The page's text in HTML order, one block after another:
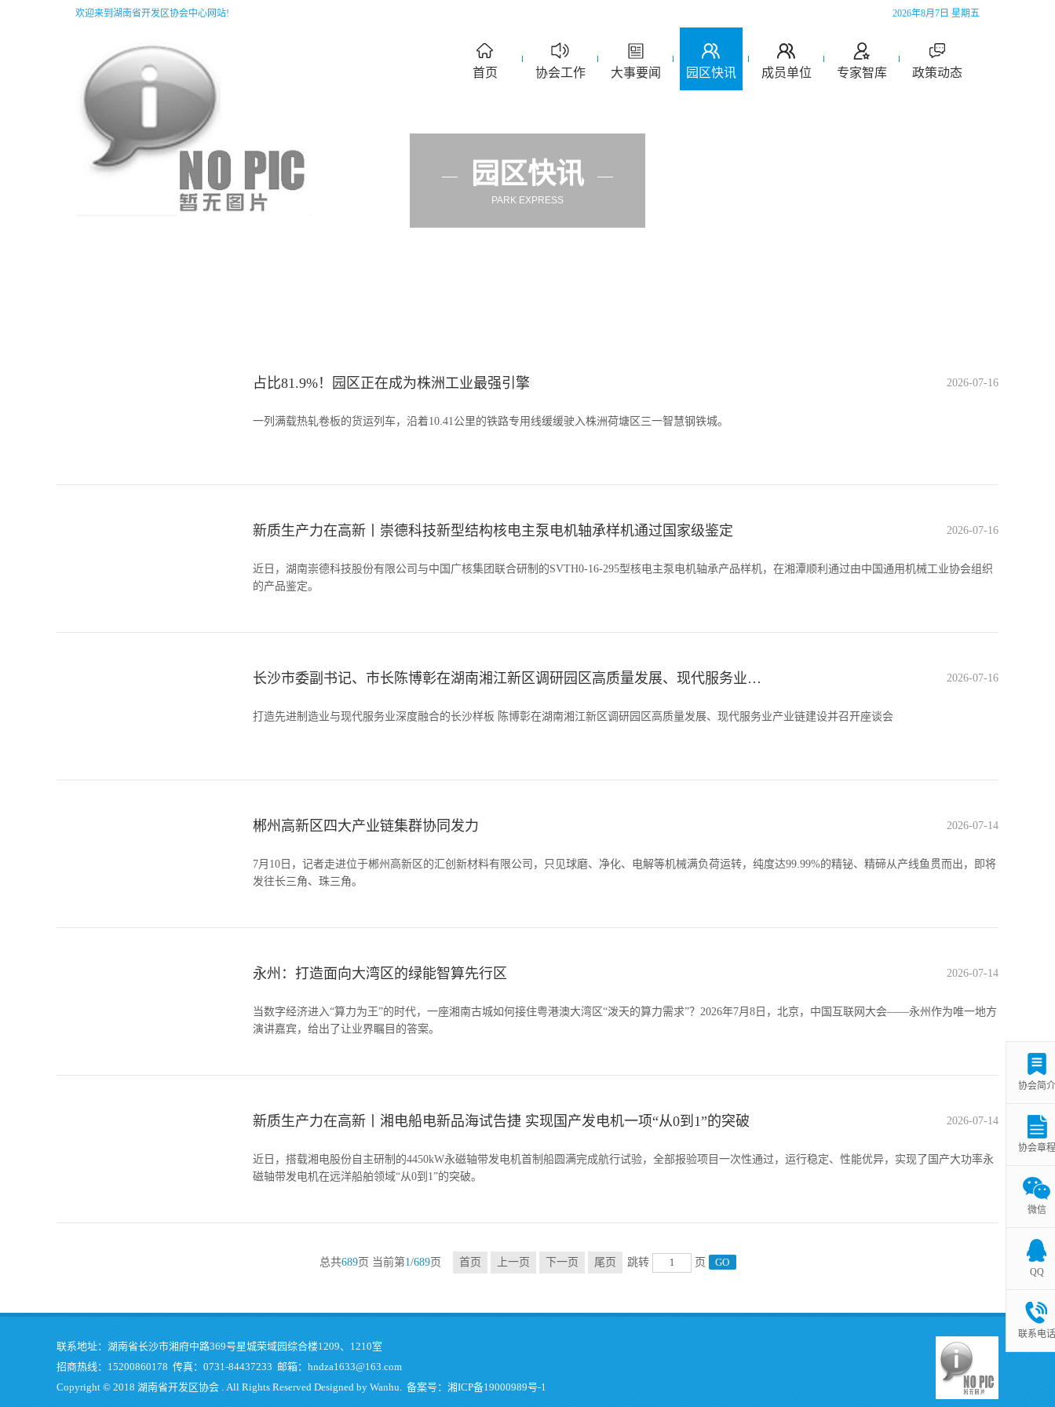
欢迎来到湖南省开发区协会中心网站! 2026年8月7日 星期五
首页 协会工作 大事要闻 园区快讯 成员单位 专家智库 政策动态
园区快讯
PARK EXPRESS
占比81.9%！园区正在成为株洲工业最强引擎 2026-07-16
一列满载热轧卷板的货运列车，沿着10.41公里的铁路专用线缓缓驶入株洲荷塘区三一智慧钢铁城。
新质生产力在高新丨崇德科技新型结构核电主泵电机轴承样机通过国家级鉴定 2026-07-16
近日，湖南崇德科技股份有限公司与中国广核集团联合研制的SVTH0-16-295型核电主泵电机轴承产品样机，在湘潭顺利通过由中国通用机械工业协会组织
的产品鉴定。
长沙市委副书记、市长陈博彰在湖南湘江新区调研园区高质量发展、现代服务业产业链建设并召开座谈会 2026-07-16
打造先进制造业与现代服务业深度融合的长沙样板 陈博彰在湖南湘江新区调研园区高质量发展、现代服务业产业链建设并召开座谈会
郴州高新区四大产业链集群协同发力 2026-07-14
7月10日，记者走进位于郴州高新区的汇创新材料有限公司，只见球磨、净化、电解等机械满负荷运转，纯度达99.99%的精铋、精碲从产线鱼贯而出，即将
发往长三角、珠三角。
永州：打造面向大湾区的绿能智算先行区 2026-07-14
当数字经济进入“算力为王”的时代，一座湘南古城如何接住粤港澳大湾区“泼天的算力需求”？2026年7月8日，北京，中国互联网大会——永州作为唯一地方
演讲嘉宾，给出了让业界瞩目的答案。
新质生产力在高新丨湘电船电新品海试告捷 实现国产发电机一项“从0到1”的突破 2026-07-14
近日，搭载湘电股份自主研制的4450kW永磁轴带发电机首制船圆满完成航行试验，全部报验项目一次性通过，运行稳定、性能优异，实现了国产大功率永
磁轴带发电机在远洋船舶领域“从0到1”的突破。
总共689页 当前第1 /689页 首页 上一页 下一页 尾页 跳转 页
联系地址：湖南省长沙市湘府中路369号星城荣域园综合楼1209、1210室
招商热线：15200860178 传真：0731-84437233 邮箱：hndza1633@163.com
Copyright © 2018 湖南省开发区协会 . All Rights Reserved Designed by Wanhu. 备案号： 湘ICP备19000989号-1
协会简介
协会章程
微信
QQ
联系电话